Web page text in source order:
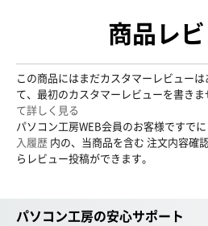
商品レ
この商品にはまだカスタマーレビュー
て、最初のカスタマーレビューを書きま
て詳しく見る
パソコン工房WEB会員のお客様ですで
入履歴 内の、当商品を含む 注文内容確
らレビュー投稿ができます。
パソコン工房の安心サポート